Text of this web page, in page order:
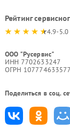
Рейтинг
4.9-5.0
ООО "Русервис"
ИНН 7702633247
ОГРН
Поделиться в соц.